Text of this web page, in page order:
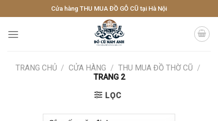
to
content
Cửa hàng THU MUA ĐỒ GỖ CŨ tại Hà Nội
TRANG CHỦ / CỬA HÀNG / THU MUA ĐỒ THỜ CŨ /
TRANG 2
LỌC